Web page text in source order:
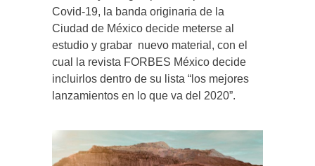
Covid-19, la banda originaria de la
Ciudad de México decide meterse al
estudio y grabar nuevo material, con el
cual la revista FORBES México decide
incluirlos dentro de su lista “los mejores
lanzamientos en lo que va del 2020”.